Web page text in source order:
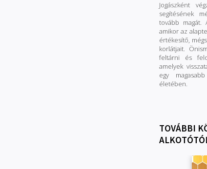
Jogászként
segítésének
tovább
amikor az
értékesítő,
korlátjait.
feltárni és
amelyek
egy
életében.
TOVÁBBI